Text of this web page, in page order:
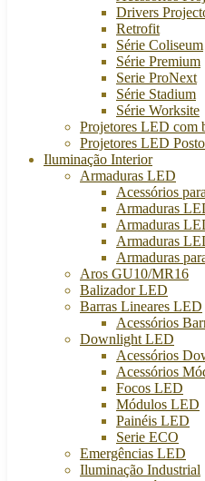
Drivers
Retrofit
Série Coliseum
Série Premium
Serie ProNext
Série Stadium
Série Worksite
Projetores LED com
Projetores LED
Iluminação Interior
Armaduras LED
Acessórios
Armaduras
Armaduras
Armaduras
Armaduras
Aros GU10/MR16
Balizador LED
Barras Lineares LED
Acessórios
Downlight LED
Acessórios
Acessórios
Focos LED
Módulos LED
Painéis LED
Serie ECO
Emergências LED
Iluminação Industrial